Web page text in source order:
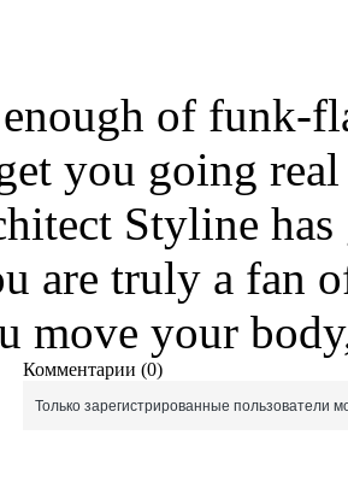
enough of funk-
you going
Styline
are truly a fan
move your
Комментарии (0)
Только зарегистрированные пользователи